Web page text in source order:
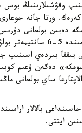
ورتا جانە
دەيىن بولعانى
باۋىنىڭ ەنى كەمىندە
يىققا بىردەي اسىنىپ
دەگەن ۇعىم
ساي بولعانى
بالالار
ايتتى.